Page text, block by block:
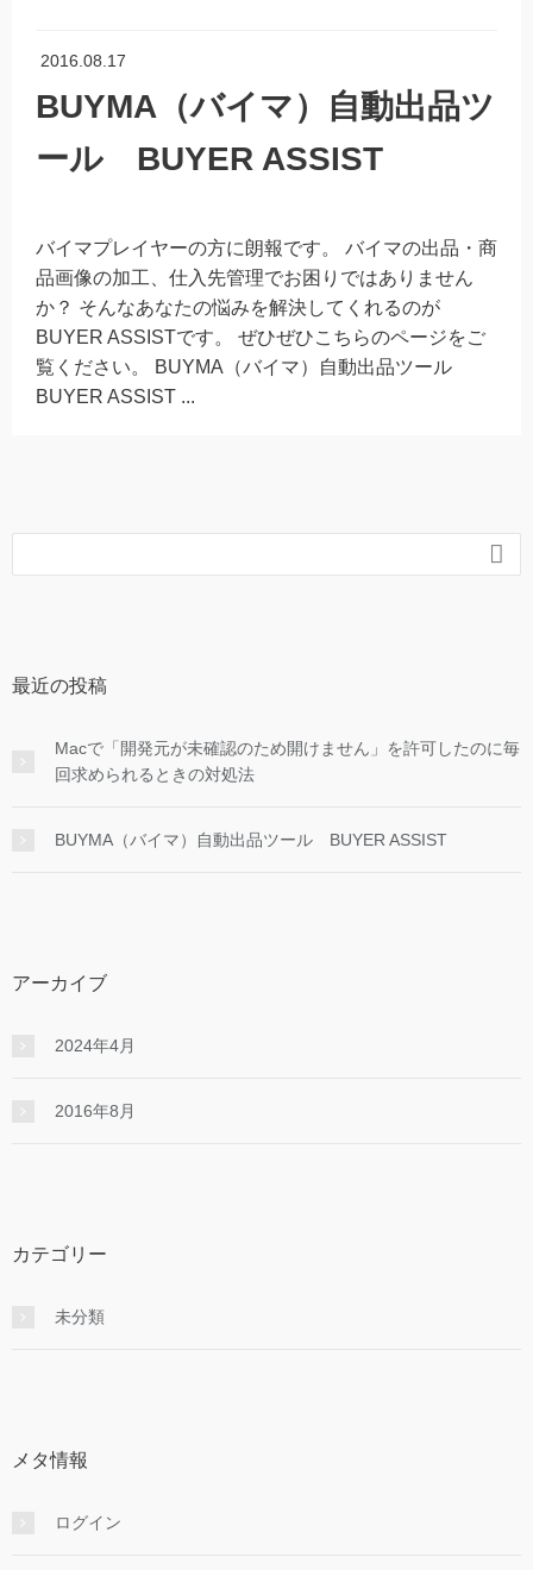
2016.08.17
BUYMA（バイマ）自動出品ツ
ール BUYER ASSIST
バイマプレイヤーの方に朗報です。 バイマの出品・商
品画像の加工、仕入先管理でお困りではありません
か？ そんなあなたの悩みを解決してくれるのが
BUYER ASSISTです。 ぜひぜひこちらのページをご
覧ください。 BUYMA（バイマ）自動出品ツール
BUYER ASSIST ...

最近の投稿
Macで「開発元が未確認のため開けません」を許可したのに毎
回求められるときの対処法
BUYMA（バイマ）自動出品ツール BUYER ASSIST
アーカイブ
2024年4月
2016年8月
カテゴリー
未分類
メタ情報
ログイン